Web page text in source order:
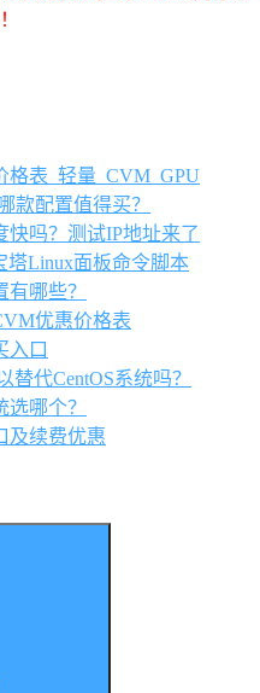
格表_轻量_CVM_GPU
款配置值得买？
快吗？测试IP地址来了
塔Linux面板命令脚本
哪些？
优惠价格表
入口
替代CentOS系统吗？
哪个？
及续费优惠